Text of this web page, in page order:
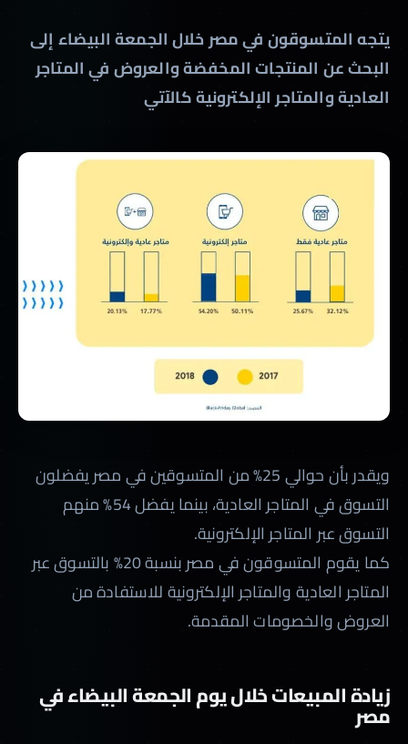
يتجه المتسوقون في مصر خلال الجمعة البيضاء إلى
البحث عن المنتجات المخفضة والعروض في المتاجر
العادية والمتاجر الإلكترونية كالآتي
ويقدر بأن حوالي 25% من المتسوقين في مصر يفضلون
التسوق في المتاجر العادية، بينما يفضل 54% منهم
التسوق عبر المتاجر الإلكترونية.
كما يقوم المتسوقون في مصر بنسبة 20% بالتسوق عبر
المتاجر العادية والمتاجر الإلكترونية للاستفادة من
العروض والخصومات المقدمة.
زيادة المبيعات خلال يوم الجمعة البيضاء في
مصر